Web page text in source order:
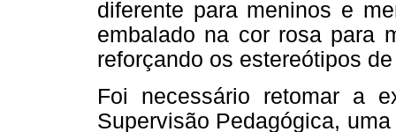
diferente para meninos e
embalado na cor rosa para
reforçando os estereótipos
Foi necessário retomar a
Supervisão Pedagógica,